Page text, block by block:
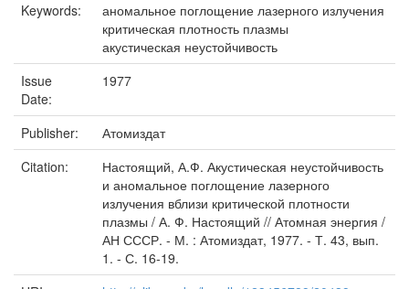
Keywords:
аномальное поглощение лазерного излучения
критическая плотность плазмы
акустическая неустойчивость
Issue
Date:
1977
Publisher:
Атомиздат
Citation:
Настоящий, А.Ф. Акустическая неустойчивость
и аномальное поглощение лазерного
излучения вблизи критической плотности
плазмы / А. Ф. Настоящий // Атомная энергия /
АН СССР. - М. : Атомиздат, 1977. - Т. 43, вып.
1. - С. 16-19.